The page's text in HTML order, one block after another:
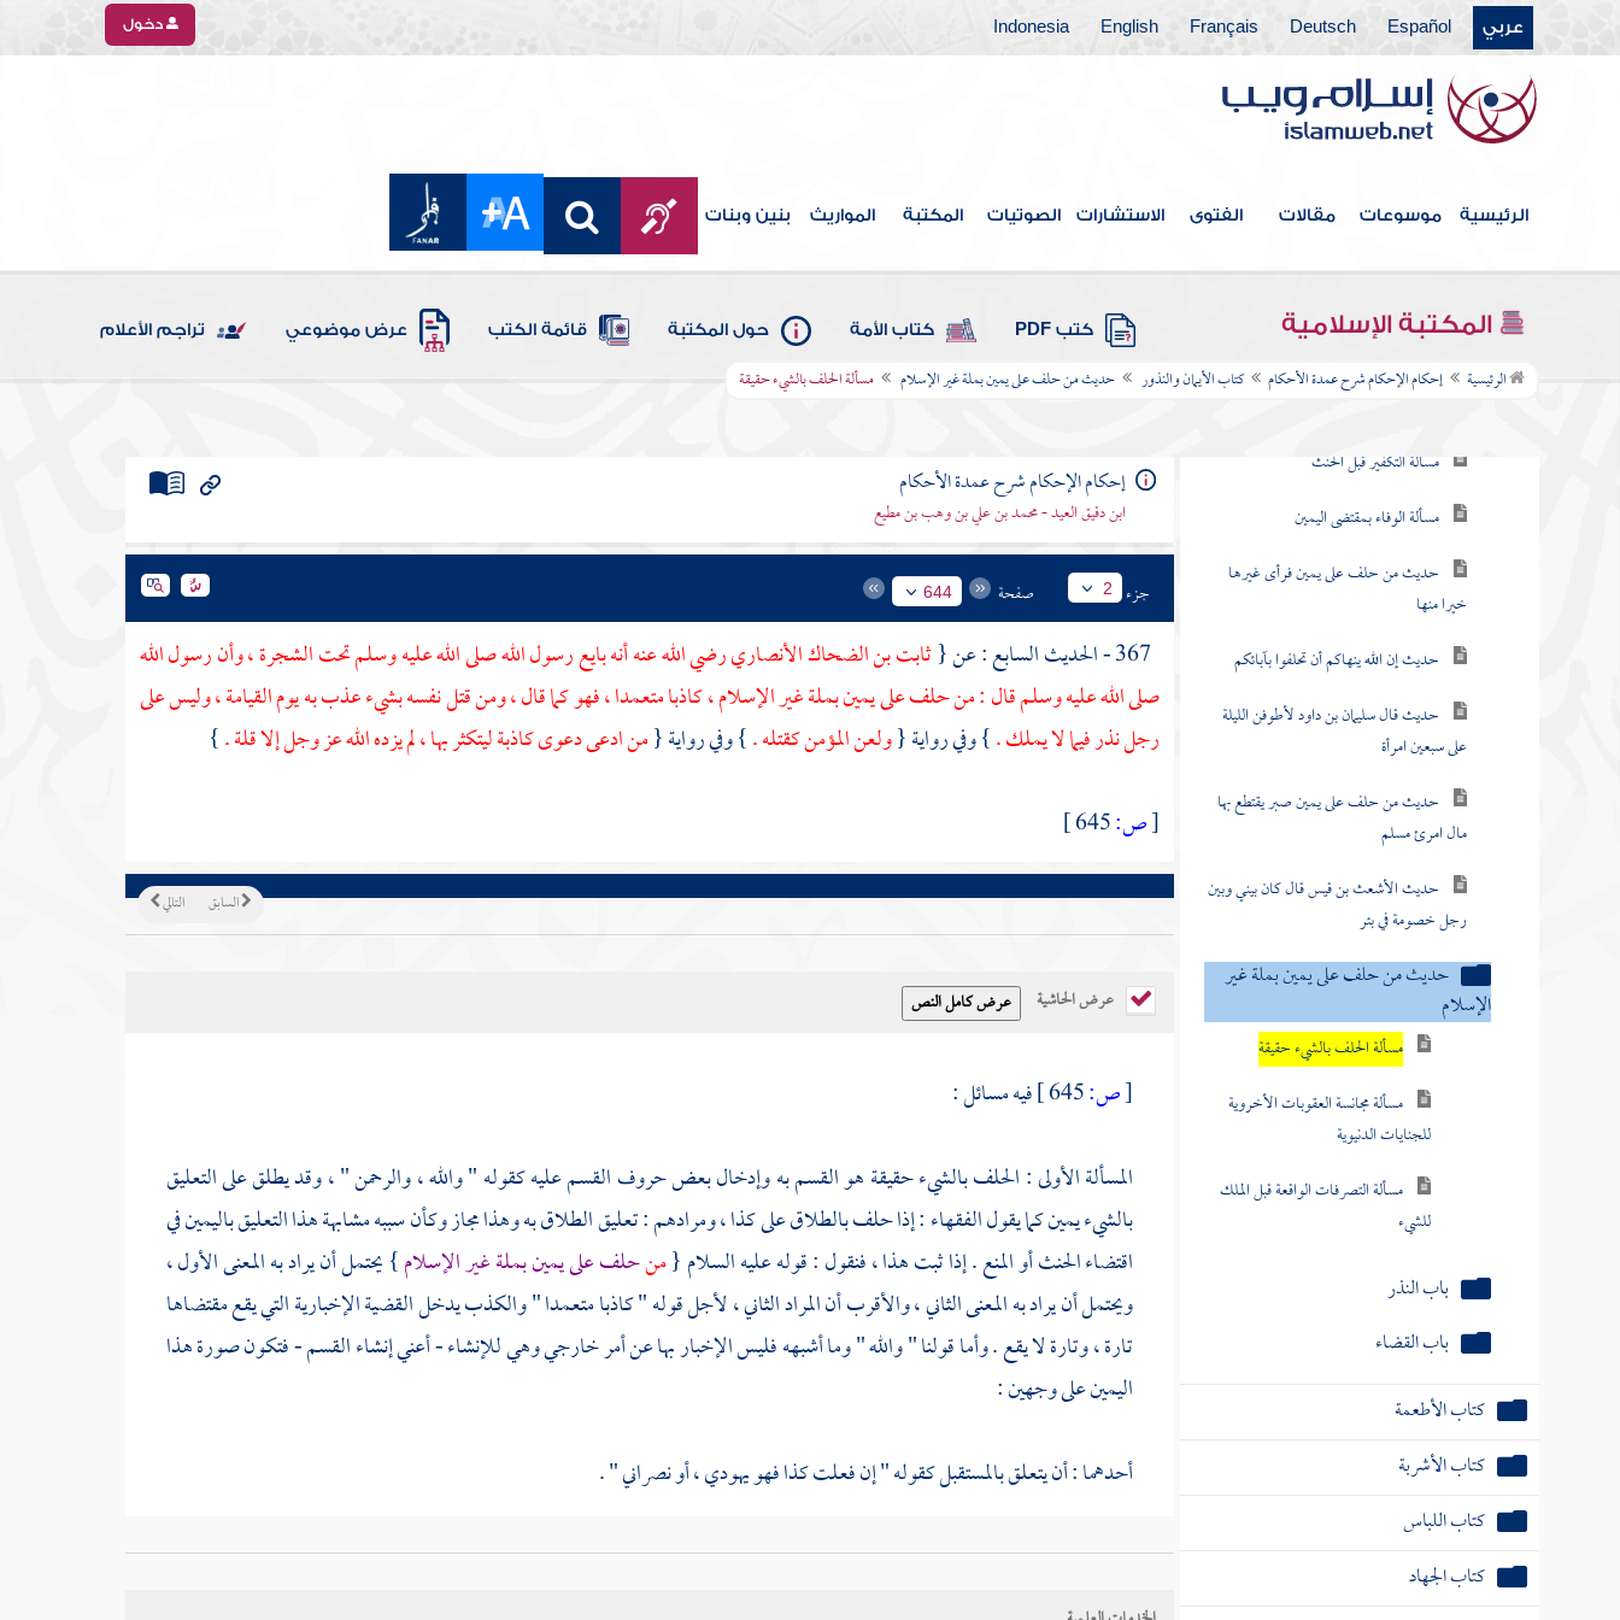
عربي Español
Deutsch
Français
English
Indonesia دخول
الرئيسية موسوعات مقالات الفتوى الاستشارات الصوتيات المكتبة المواريث بنين وبنات
المكتبة الإسلامية كتب PDF كتاب الأمة حول المكتبة قائمة الكتب عرض موضوعي تراجم الأعلام
الرئيسية إحكام الإحكام شرح عمدة الأحكام كتاب الأيمان والنذور حديث من حلف على يمين بملة غير الإسلام مسألة الحلف بالشيء حقيقة
كتاب البيوع
كتاب النكاح
كتاب الطلاق
كتاب اللعان
كتاب القصاص
كتاب الحدود
مسألة التكفير قبل الحنث
مسألة الوفاء بمقتضى اليمين
حديث من حلف على يمين فرأى غيرها
خيرا منها
حديث إن الله ينهاكم أن تحلفوا بآبائكم
حديث قال سليمان بن داود لأطوفن الليلة
على سبعين امرأة
حديث من حلف على يمين صبر يقتطع بها
مال امرئ مسلم
حديث الأشعث بن قيس قال كان بيني وبين
رجل خصومة في بئر
حديث من حلف على يمين بملة غير
الإسلام
مسألة الحلف بالشيء حقيقة
مسألة مجانسة العقوبات الأخروية
للجنايات الدنيوية
مسألة التصرفات الواقعة قبل الملك
للشيء
باب النذر
باب القضاء
كتاب الأطعمة
كتاب الأشربة
كتاب اللباس
كتاب الجهاد
إحكام الإحكام شرح عمدة الأحكام
ابن دقيق العيد - محمد بن علي بن وهب بن مطيع
جزء 2 صفحة 644
ثابت بن الضحاك الأنصاريرضي الله عنه أنه بايع رسول الله صلى الله عليه وسلم تحت الشجرة ، وأن رسول الله
صلى الله عليه وسلم قال : من حلف على يمين بملة غير الإسلام ، كاذبا متعمدا ، فهو كما قال ، ومن قتل نفسه بشيء عذب به يوم القيامة ، وليس على
رجل نذر فيما لا يملك .} وفي رواية {ولعن المؤمن كقتله .} وفي رواية {من ادعى دعوى كاذبة ليتكثر بها ، لم يزده الله عز وجل إلا قلة .}
[ص:
التالي السابق
عرض الحاشية
[ص:
فيه مسائل :
المسألة الأولى : الحلف بالشيء حقيقة هو القسم به وإدخال بعض حروف القسم عليه كقوله " والله ، والرحمن " ، وقد يطلق على التعليق
بالشيء يمين كما يقول الفقهاء : إذا حلف بالطلاق على كذا ، ومرادهم : تعليق الطلاق به وهذا مجاز وكأن سببه مشابهة هذا التعليق باليمين في
اقتضاء الحنث أو المنع . إذا ثبت هذا ، فنقول : قوله عليه السلام {منحلف على يمين بملة غير الإسلام} يحتمل أن يراد به المعنى الأول ،
ويحتمل أن يراد به المعنى الثاني ، والأقرب أن المراد الثاني ، لأجل قوله " كاذبا متعمدا " والكذب يدخل القضية الإخبارية التي يقع مقتضاها
تارة ، وتارة لا يقع . وأما قولنا " والله " وما أشبهه فليس الإخبار بها عن أمر خارجي وهي للإنشاء - أعني إنشاء القسم - فتكون صورة هذا
اليمين على وجهين :
أحدهما : أن يتعلق بالمستقبل كقوله " إن فعلت كذا فهو يهودي ، أو نصراني " .
والثاني : أن يتعلق بالماضي ، مثل أن يقول " إن كنت فعلت كذا فهو يهودي أو نصراني " . فأما الأول - وهو ما يتعلق بالمستقبل - فلا تتعلق به
الكفارة عند المالكية والشافعية ، وأما عند الحنفية : ففيها الكفارة ، وقد يتعلق الأولون بهذا الحديث فإنه لم يذكر كفارة ، وجعل المرتب على